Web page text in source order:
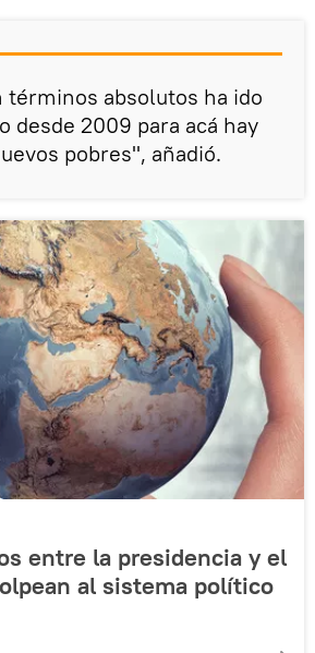
términos absolutos ha ido
desde 2009 para acá hay
pobres", añadió.
entre la presidencia y el
al sistema político